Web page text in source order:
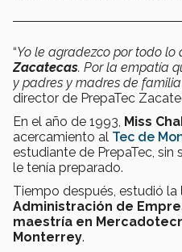
“Yo le agradezco por todo lo
Zacatecas. Por la empatía
y padres y madres de
director de PrepaTec
En el año de 1993, Miss
acercamiento al Tec de
estudiante de PrepaTec,
le tenía preparado.
Tiempo después, estudió la
Administración de
maestría en
Monterrey.